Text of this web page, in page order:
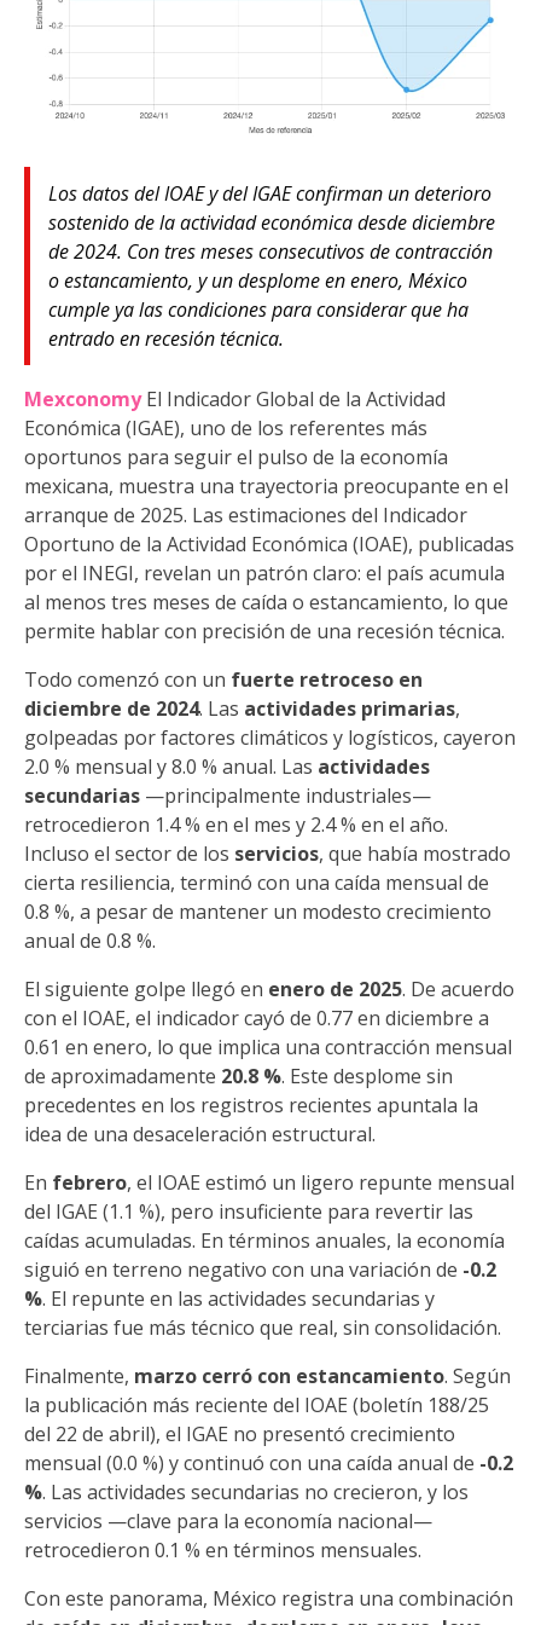
Los datos del IOAE y del IGAE confirman un deterioro
sostenido de la actividad económica desde diciembre
de 2024. Con tres meses consecutivos de contracción
o estancamiento, y un desplome en enero, México
cumple ya las condiciones para considerar que ha
entrado en recesión técnica.
MexconomyEl Indicador Global de la Actividad
Económica (IGAE), uno de los referentes más
oportunos para seguir el pulso de la economía
mexicana, muestra una trayectoria preocupante en el
arranque de 2025. Las estimaciones del Indicador
Oportuno de la Actividad Económica (IOAE), publicadas
por el INEGI, revelan un patrón claro: el país acumula
al menos tres meses de caída o estancamiento, lo que
permite hablar con precisión de una recesión técnica.
Todo comenzó con un fuerte retroceso en
diciembre de 2024. Las actividades primarias,
golpeadas por factores climáticos y logísticos, cayeron
2.0 % mensual y 8.0 % anual. Las actividades
secundarias —principalmente industriales—
retrocedieron 1.4 % en el mes y 2.4 % en el año.
Incluso el sector de los servicios, que había mostrado
cierta resiliencia, terminó con una caída mensual de
0.8 %, a pesar de mantener un modesto crecimiento
anual de 0.8 %.
El siguiente golpe llegó en enero de 2025. De acuerdo
con el IOAE, el indicador cayó de 0.77 en diciembre a
0.61 en enero, lo que implica una contracción mensual
de aproximadamente 20.8 %. Este desplome sin
precedentes en los registros recientes apuntala la
idea de una desaceleración estructural.
En febrero, el IOAE estimó un ligero repunte mensual
del IGAE (1.1 %), pero insuficiente para revertir las
caídas acumuladas. En términos anuales, la economía
siguió en terreno negativo con una variación de -0.2
%. El repunte en las actividades secundarias y
terciarias fue más técnico que real, sin consolidación.
Finalmente, marzo cerró con estancamiento. Según
la publicación más reciente del IOAE (boletín 188/25
del 22 de abril), el IGAE no presentó crecimiento
mensual (0.0 %) y continuó con una caída anual de -0.2
%. Las actividades secundarias no crecieron, y los
servicios —clave para la economía nacional—
retrocedieron 0.1 % en términos mensuales.
Con este panorama, México registra una combinación